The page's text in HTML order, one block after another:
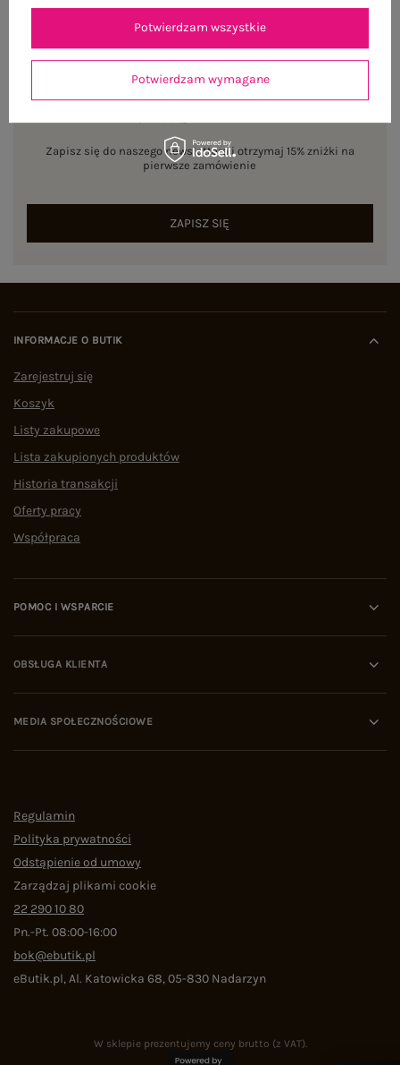
Zapisz się do naszego newslettera i otrzymaj 15% zniżki na
pierwsze zamówienie
ZAPISZ SIĘ
INFORMACJE O BUTIK
Zarejestruj się
Koszyk
Listy zakupowe
Lista zakupionych produktów
Historia transakcji
Oferty pracy
Współpraca
POMOC I WSPARCIE
OBSŁUGA KLIENTA
MEDIA SPOŁECZNOŚCIOWE
Regulamin
Polityka prywatności
Odstąpienie od umowy
Zarządzaj plikami cookie
22 290 10 80
Pn.-Pt. 08:00-16:00
bok@ebutik.pl
eButik.pl,Al. Katowicka 68,05-830 Nadarzyn
W sklepie prezentujemy ceny brutto (z VAT).
Potwierdzam wymagane
Potwierdzam wszystkie